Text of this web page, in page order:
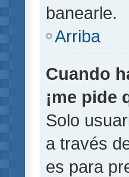
banearle.
Arriba
Cuando
¡me pide
Solo
a través
es para